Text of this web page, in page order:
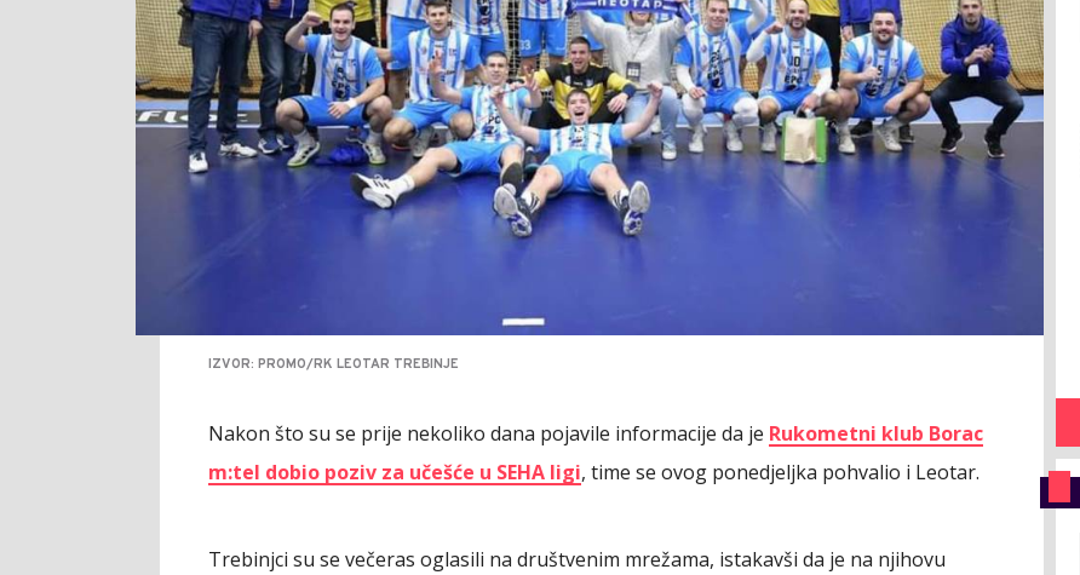
IZVOR: PROMO/RK LEOTAR TREBINJE
Nakon što su se prije nekoliko dana pojavile informacije da je Rukometni klub Borac
m:tel dobio poziv za učešće u SEHA ligi, time se ovog ponedjeljka pohvalio i Leotar.
Trebinjci su se večeras oglasili na društvenim mrežama, istakavši da je na njihovu